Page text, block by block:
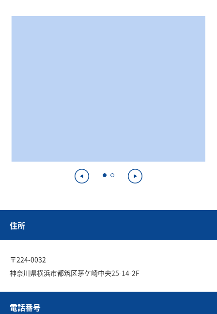
住所
〒224-0032
神奈川県横浜市都筑区茅ケ崎中央25-14-2F
電話番号